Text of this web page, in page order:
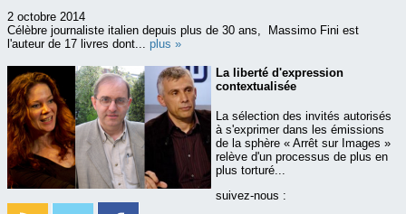
2 octobre 2014
Célèbre journaliste italien depuis plus de 30 ans, Massimo Fini est
l'auteur de 17 livres dont... plus »
La liberté d'expression
contextualisée
La sélection des invités autorisés
à s'exprimer dans les émissions
de la sphère « Arrêt sur Images »
relève d'un processus de plus en
plus torturé...
suivez-nous :